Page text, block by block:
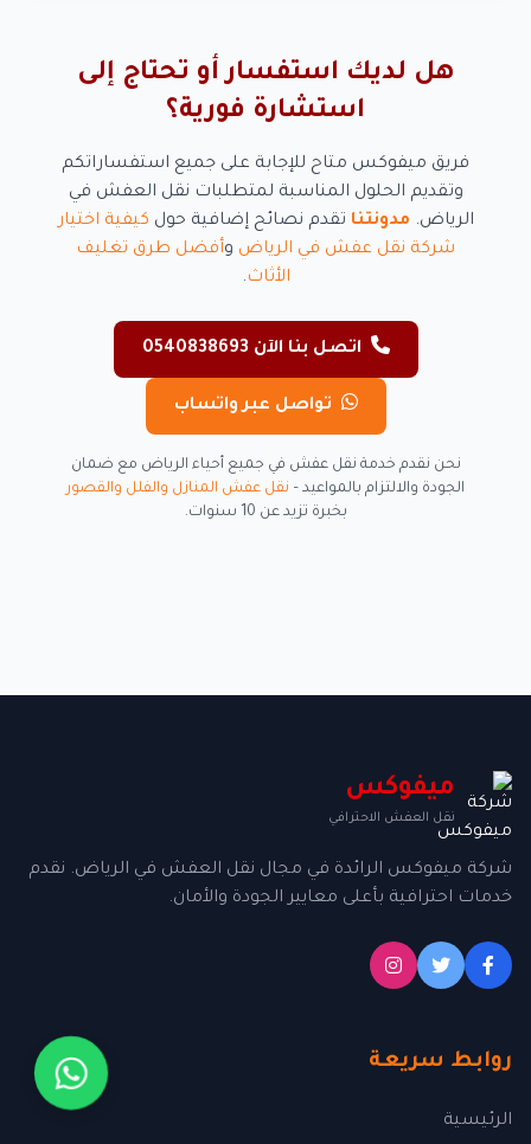
هل لديك استفسار أو تحتاج إلى
استشارة فورية؟
فريق ميفوكس متاح للإجابة على جميع استفساراتكم
وتقديم الحلول المناسبة لمتطلبات نقل العفش في
الرياض. مدونتنا تقدم نصائح إضافية حول كيفية اختيار
شركة نقل عفش في الرياض وأفضل طرق تغليف
الأثاث.
اتصل بنا الآن 0540838693
تواصل عبر واتساب
نحن نقدم خدمة نقل عفش في جميع أحياء الرياض مع ضمان
الجودة والالتزام بالمواعيد – نقل عفش المنازل والفلل والقصور
بخبرة تزيد عن 10 سنوات.
ميفوكس
نقل العفش الاحترافي
شركة ميفوكس الرائدة في مجال نقل العفش في الرياض. نقدم
خدمات احترافية بأعلى معايير الجودة والأمان.
روابط سريعة
الرئيسية